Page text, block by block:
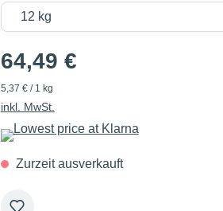
64,49 €
5,37 € / 1 kg
inkl. MwSt.
Zurzeit ausverkauft